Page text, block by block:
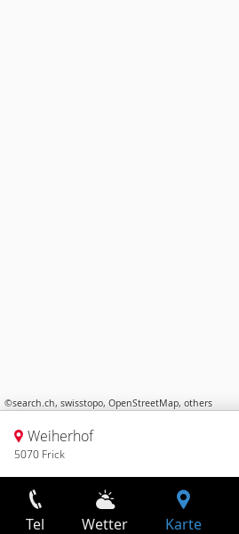
©search.ch, swisstopo, OpenStreetMap, others
Weiherhof
5070 Frick
Tel Wetter Karte